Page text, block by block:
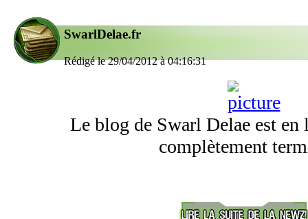
SwarlDelae.fr
Rédigé le 29/04/2012 à 04:16:31
Le blog de Swarl Delae est en
complètement